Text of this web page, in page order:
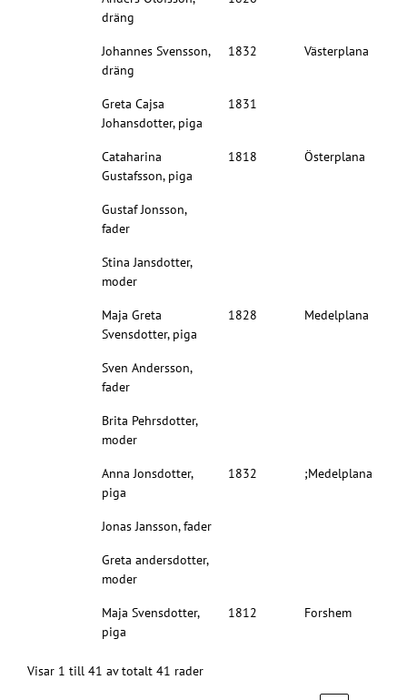
dräng
Johannes Svensson,
dräng
1832 Västerplana
Greta Cajsa
Johansdotter, piga
1831
Cataharina
Gustafsson, piga
1818 Österplana
Gustaf Jonsson,
fader
Stina Jansdotter,
moder
Maja Greta
Svensdotter, piga
1828 Medelplana
Sven Andersson,
fader
Brita Pehrsdotter,
moder
Anna Jonsdotter,
piga
1832 ;Medelplana
Jonas Jansson, fader
Greta andersdotter,
moder
Maja Svensdotter,
piga
1812 Forshem
Visar 1 till 41 av totalt 41 rader